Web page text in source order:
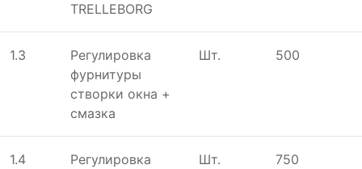
TRELLEBORG
1.3
Регулировка
фурнитуры
створки окна +
смазка
Шт. 500
1.4
Регулировка
Шт. 750